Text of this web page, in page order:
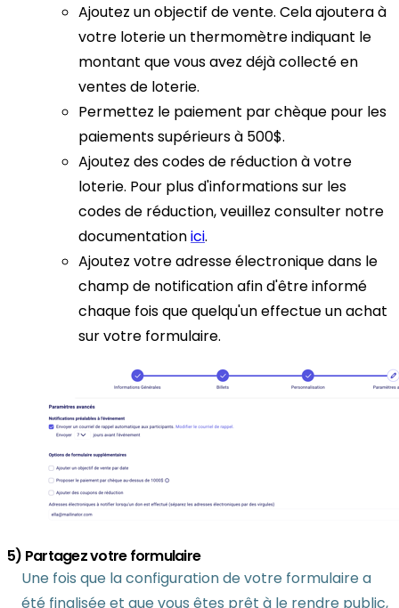
Ajoutez un objectif de vente. Cela ajoutera à
votre loterie un thermomètre indiquant le
montant que vous avez déjà collecté en
ventes de loterie.
Permettez le paiement par chèque pour les
paiements supérieurs à 500$.
Ajoutez des codes de réduction à votre
loterie. Pour plus d'informations sur les
codes de réduction, veuillez consulter notre
documentationici.
Ajoutez votre adresse électronique dans le
champ de notification afin d'être informé
chaque fois que quelqu'un effectue un achat
sur votre formulaire.
5) Partagez votre formulaire
Une fois que la configuration de votre formulaire a
été finalisée et que vous êtes prêt à le rendre public,